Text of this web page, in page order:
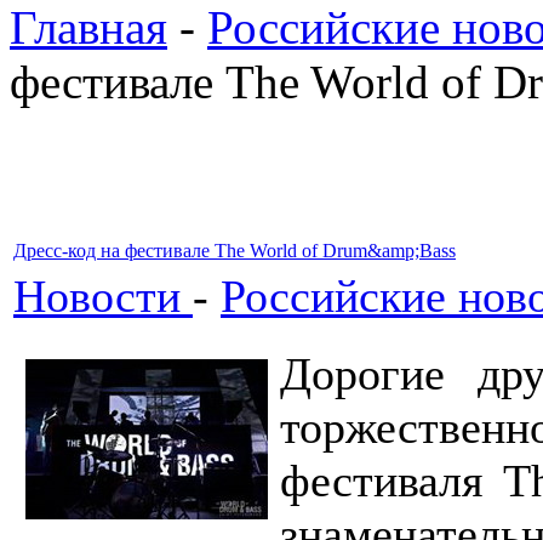
Главная - Российские
фестивале The World of
Дресс-код на фестивале The World of Drum&amp;Bass
Новости - Российские
Дорогие
фестиваля